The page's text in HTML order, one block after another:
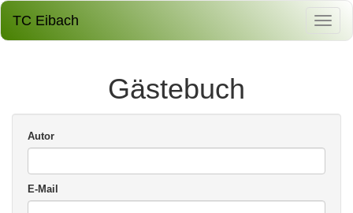
TC Eibach
Gästebuch
Autor
E-Mail